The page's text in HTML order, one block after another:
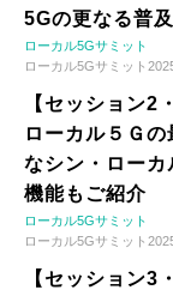
5Gの更なる普
ローカル5Gサミット
ローカル5Gサミット
【セッション2
ローカル５Ｇ
なシン・ロー
機能もご紹介
ローカル5Gサミット
ローカル5Gサミット
【セッション3